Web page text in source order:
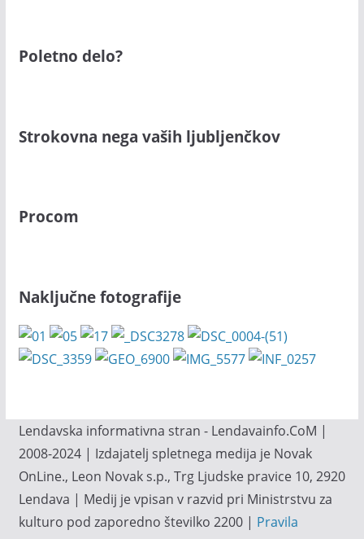
Poletno delo?
Strokovna nega vaših ljubljenčkov
Procom
Naključne fotografije
Lendavska informativna stran - Lendavainfo.CoM |
2008-2024 | Izdajatelj spletnega medija je Novak
OnLine., Leon Novak s.p., Trg Ljudske pravice 10, 2920
Lendava | Medij je vpisan v razvid pri Ministrstvu za
kulturo pod zaporedno številko 2200 | Pravila